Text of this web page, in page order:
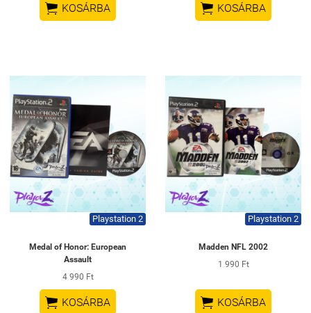
 KOSÁRBA  KOSÁRBA
Playstation 2
Medal of Honor: European
Assault
4 990 Ft
 KOSÁRBA
Playstation 2
Madden NFL 2002
1 990 Ft
 KOSÁRBA